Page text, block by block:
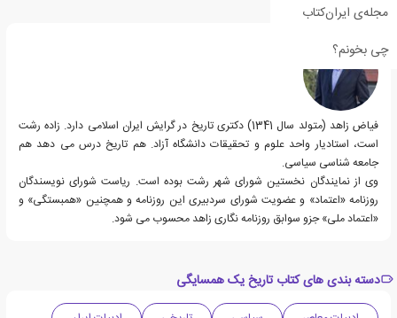
مجله‌ی ایران‌کتاب
چی بخونم؟
درباره فیاض زاهد
فیاض زاهد (متولد سال 1341) دكتری تاریخ در گرایش ایران اسلامی دارد. زاده رشت
است، استادیار واحد علوم و تحقیقات دانشگاه آزاد. هم تاریخ درس می دهد هم
جامعه شناسی سیاسی.
وی از نمایندگان نخستین شورای شهر رشت بوده است. ریاست شورای نویسندگان
روزنامه «اعتماد» و عضویت شورای سردبیری این روزنامه و همچنین «همبستگی» و
«اعتماد ملی» جزو سوابق روزنامه نگاری زاهد محسوب می شود.
دسته بندی های کتاب تاریخ یک همسایگی